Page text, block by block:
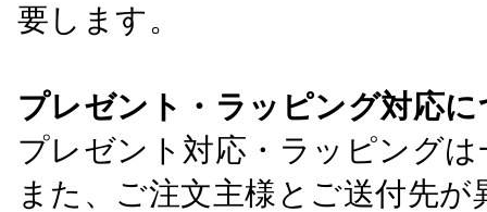
要します。
プレゼント・ラッピング対応
プレゼント対応・ラッピング
また、ご注文主様とご送付先